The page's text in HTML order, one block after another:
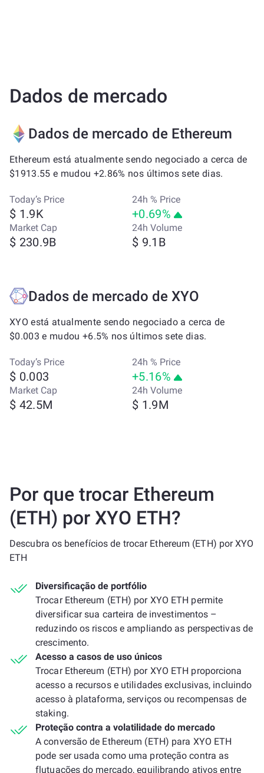
Dados de mercado
Dados de mercado de Ethereum
Ethereum está atualmente sendo negociado a cerca de
$1913.55 e mudou +2.86% nos últimos sete dias.
Today’s Price
$ 1.9K
24h % Price
+0.69%
Market Cap
$ 230.9B
24h Volume
$ 9.1B
Dados de mercado de XYO
XYO está atualmente sendo negociado a cerca de
$0.003 e mudou +6.5% nos últimos sete dias.
Today’s Price
$ 0.003
24h % Price
+5.16%
Market Cap
$ 42.5M
24h Volume
$ 1.9M
Por que trocar Ethereum
(ETH) por XYO ETH?
Descubra os benefícios de trocar Ethereum (ETH) por XYO
ETH
Diversificação de portfólio
Trocar Ethereum (ETH) por XYO ETH permite
diversificar sua carteira de investimentos –
reduzindo os riscos e ampliando as perspectivas de
crescimento.
Acesso a casos de uso únicos
Trocar Ethereum (ETH) por XYO ETH proporciona
acesso a recursos e utilidades exclusivas, incluindo
acesso à plataforma, serviços ou recompensas de
staking.
Proteção contra a volatilidade do mercado
A conversão de Ethereum (ETH) para XYO ETH
pode ser usada como uma proteção contra as
flutuações do mercado, equilibrando ativos entre